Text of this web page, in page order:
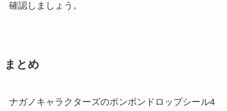
確認しましょう。
まとめ
ナガノキャラクターズのボンボンドロップシール4